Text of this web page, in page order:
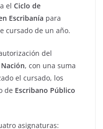
el Ciclo de
Escribanía para
cursado de un año.
del
, con una suma
el cursado, los
de Escribano Público
asignaturas: